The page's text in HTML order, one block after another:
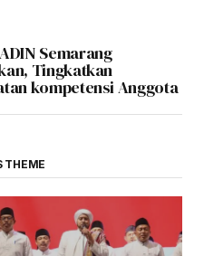
Semarang
Tingkatkan
kompetensi Anggota
THEME